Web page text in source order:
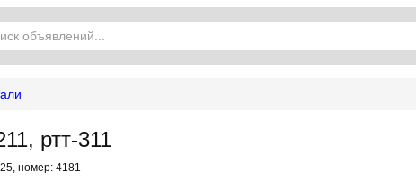
ртт-311
номер: 4181